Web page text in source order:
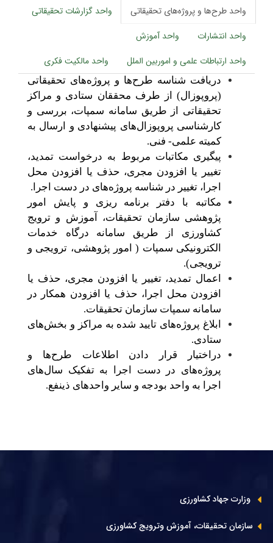
واحد طرح‌ها و پروژه‌های تحقیقاتی
واحد گزارشات تحقیقاتی
واحد انتشارات
واحد آموزش
واحد ارتباطات علمی و اموربین الملل
واحد مالکیت فکری
دریافت شناسه طرح‌ها و پروژه‌های تحقیقاتی
(پروپوزال) از طرف محققان ستادی و مراکز
تحقیقاتی از طریق سامانه سمپات، بررسی و
کارشناسی پروپوزال‌های پیشنهادی و ارسال به
کمیته علمی- فنی.
پیگیری مکاتبات مربوط به درخواست تمدید،
تغییر یا افزودن مجری، حذف یا افزودن محل
اجرا، تغییر در شناسه پروژه‌های در دست اجرا.
مکاتبه با دفتر برنامه ریزی و پایش امور
پژوهشی سازمان تحقیقات، آموزش و ترویج
کشاورزی از طریق سامانه درگاه خدمات
الکترونیکی سمپات ( امور پژوهشی، ترویجی و
ترویجی).
اعمال تمدید، تغییر یا افزودن مجری، حذف یا
افزودن محل اجرا، حذف یا افزودن همکار در
سامانه سمپات سازمان تحقیقات.
ابلاغ پروژه‌های تایید شده به مراکز و بخش‌های
ستادی.
دراختیار قرار دادن اطلاعات طرح‌ها و
پروژه‌های در دست اجرا به تفکیک سال‌های
اجرا به واحد بودجه و سایر واحدهای ذینفع.
وزارت جهاد کشاورزی
سازمان تحقیقات، آموزش وترویج کشاورزی